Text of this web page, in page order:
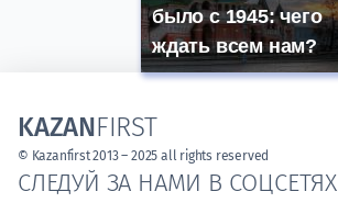
было с 1945: чего
ждать всем нам?
СЛЕДУЙ ЗА НАМИ В СОЦСЕТЯХ
KAZANFIRST
© Kazanfirst 2013 – 2025 all rights reserved